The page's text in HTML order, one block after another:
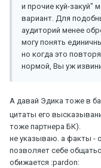
и прочие куй-закуй"
вариант. Для
аудиторий менее
могу понять
но когда это
нормой, Вы уж
А давай Эдика тоже в
цитаты его
тоже партнера БК).
не указываю. а факты -
позволяет себе
обижается :pardon: